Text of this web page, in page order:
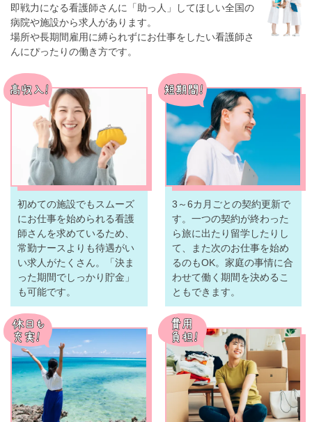
即戦力になる看護師さんに「助っ人」してほしい全国の
病院や施設から求人があります。
場所や長期間雇用に縛られずにお仕事をしたい看護師さ
んにぴったりの働き方です。
初めての施設でもスムーズ
にお仕事を始められる看護
師さんを求めているため、
常勤ナースよりも待遇がい
い求人がたくさん。「決ま
った期間でしっかり貯金」
も可能です。
3～6カ月ごとの契約更新で
す。一つの契約が終わった
ら旅に出たり留学したりし
て、また次のお仕事を始め
るのもOK。家庭の事情に合
わせて働く期間を決めるこ
ともできます。